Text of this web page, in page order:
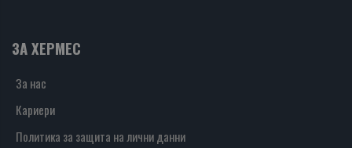
ЗА ХЕРМЕС
За нас
Кариери
Политика за защита на лични данни